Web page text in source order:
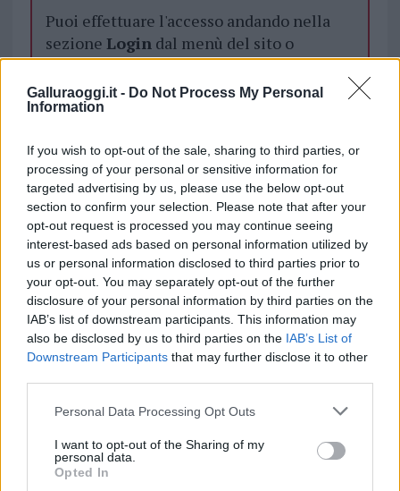
Galluraoggi.it - Do Not Process My Personal
Information
If you wish to opt-out of the sale, sharing to third parties, or
processing of your personal or sensitive information for
targeted advertising by us, please use the below opt-out
section to confirm your selection. Please note that after your
opt-out request is processed you may continue seeing
interest-based ads based on personal information utilized by
us or personal information disclosed to third parties prior to
your opt-out. You may separately opt-out of the further
disclosure of your personal information by third parties on the
IAB’s list of downstream participants. This information may
also be disclosed by us to third parties on the IAB’s List of
Downstream Participants that may further disclose it to other
Please note that this website/app uses one or more Google
not limited to your visit or usage behaviour. You may click to
grant or deny consent to Google and its third-party tags to
use your data for below specified purposes in below Google
Personal Data Processing Opt Outs
I want to opt-out of the Sharing of my
personal data.
Opted In
Puoi effettuare l'accesso andando nella
sezione Logindal menù del sito o
cliccandoqui
Coronavirus Sardegna
Notizie in tempo reale?
Entra nel canale telegram di
GalluraOggi.it
Inviaci le tue segnalazioni,
i tuoi video e le tue foto
Su WhatsApp al numero +39